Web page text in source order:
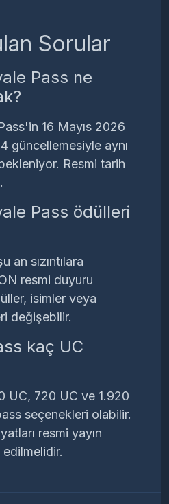
Sorular
Pass ne
16 Mayıs 2026
güncellemesiyle aynı
Resmi tarih
Pass ödülleri
an sızıntılara
resmi duyuru
isimler veya
değişebilir.
kaç UC
UC, 720 UC ve 1.920
seçenekleri olabilir.
resmi yayın